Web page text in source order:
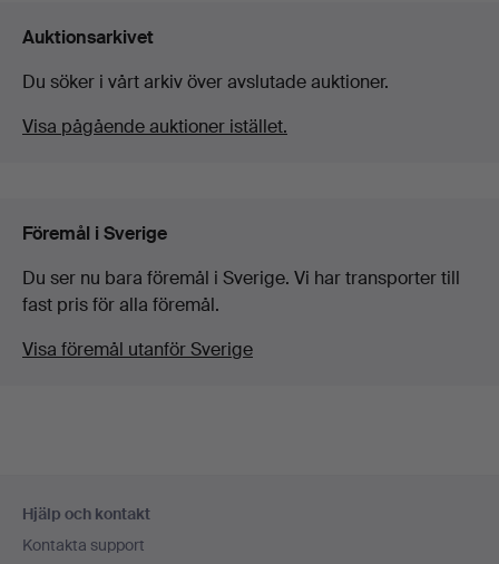
Auktionsarkivet
Du söker i vårt arkiv över avslutade auktioner.
Visa pågående auktioner istället.
Föremål i Sverige
Du ser nu bara föremål i Sverige. Vi har transporter till
fast pris för alla föremål.
Visa föremål utanför Sverige
Hjälp och kontakt
Kontakta support